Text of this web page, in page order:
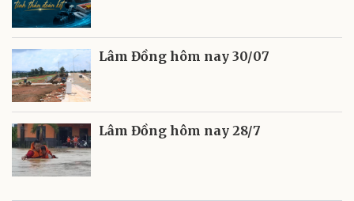
Lâm Đồng hôm nay 30/07
Lâm Đồng hôm nay 28/7